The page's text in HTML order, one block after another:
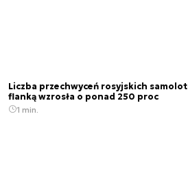
Liczba przechwyceń rosyjskich
flanką wzrosła o ponad 250 proc
1 min.